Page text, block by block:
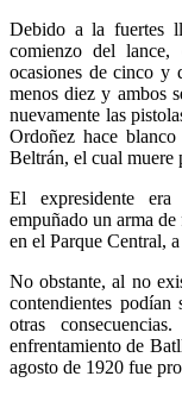
Debido a la fuertes
comienzo del
ocasiones de cinco y
menos diez y ambos
nuevamente las
Ordoñez hace
Beltrán, el cual muere
El expresidente
empuñado un arma
en el Parque Central,
No obstante, al no
contendientes podían
otras
enfrentamiento de
agosto de 1920 fue